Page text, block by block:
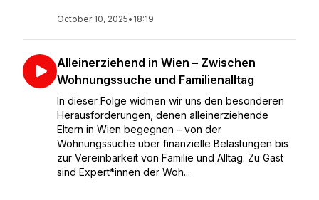
October 10, 2025• 18:19
Alleinerziehend in Wien – Zwischen
Wohnungssuche und Familienalltag
In dieser Folge widmen wir uns den besonderen
Herausforderungen, denen alleinerziehende
Eltern in Wien begegnen – von der
Wohnungssuche über finanzielle Belastungen bis
zur Vereinbarkeit von Familie und Alltag. Zu Gast
sind Expert*innen der Woh...